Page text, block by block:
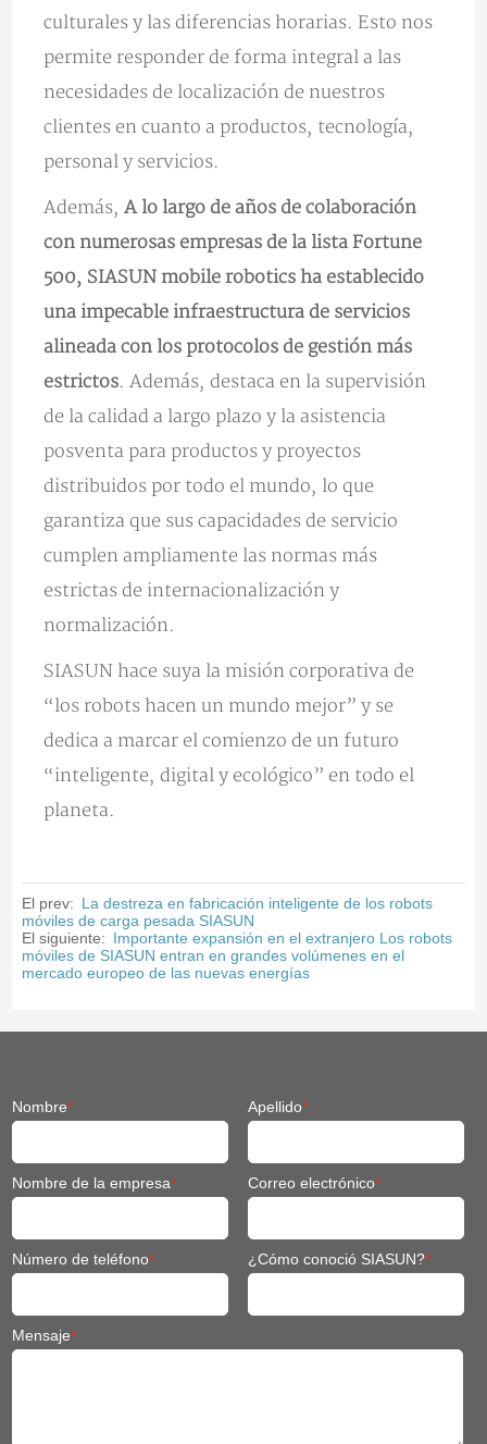
culturales y las diferencias horarias. Esto nos
permite responder de forma integral a las
necesidades de localización de nuestros
clientes en cuanto a productos, tecnología,
personal y servicios.
Además, A lo largo de años de colaboración
con numerosas empresas de la lista Fortune
500, SIASUN mobile robotics ha establecido
una impecable infraestructura de servicios
alineada con los protocolos de gestión más
estrictos. Además, destaca en la supervisión
de la calidad a largo plazo y la asistencia
posventa para productos y proyectos
distribuidos por todo el mundo, lo que
garantiza que sus capacidades de servicio
cumplen ampliamente las normas más
estrictas de internacionalización y
normalización.
SIASUN hace suya la misión corporativa de
“los robots hacen un mundo mejor” y se
dedica a marcar el comienzo de un futuro
“inteligente, digital y ecológico” en todo el
planeta.
El prev: La destreza en fabricación inteligente de los robots
móviles de carga pesada SIASUN
El siguiente: Importante expansión en el extranjero Los robots
móviles de SIASUN entran en grandes volúmenes en el
mercado europeo de las nuevas energías
Nombre* Apellido*
Nombre de la empresa* Correo electrónico*
Número de teléfono* ¿Cómo conoció SIASUN?*
Mensaje*